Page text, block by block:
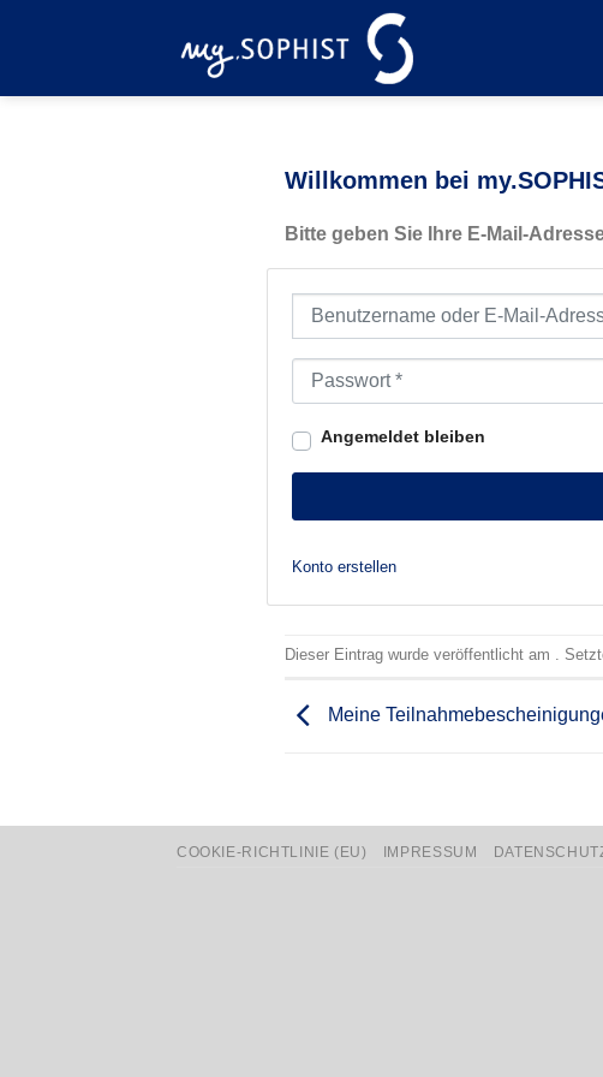
Willkommen bei
Bitte geben Sie Ihre E-Mail-
Benutzername oder E-Mail-Adresse
Passwort
Angemeldet bleiben
Konto erstellen
Dieser Eintrag wurde veröffentlicht am .
Meine
COOKIE-RICHTLINIE (EU) IMPRESSUM